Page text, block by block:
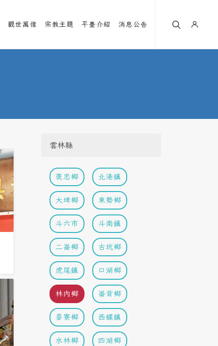
觀世萬像 宗教主題 平臺介紹 消息公告
雲林縣
褒忠鄉 北港鎮
大埤鄉 東勢鄉
斗六市 斗南鎮
二崙鄉 古坑鄉
虎尾鎮 口湖鄉
林內鄉 崙背鄉
麥寮鄉 西螺鎮
水林鄉 四湖鄉